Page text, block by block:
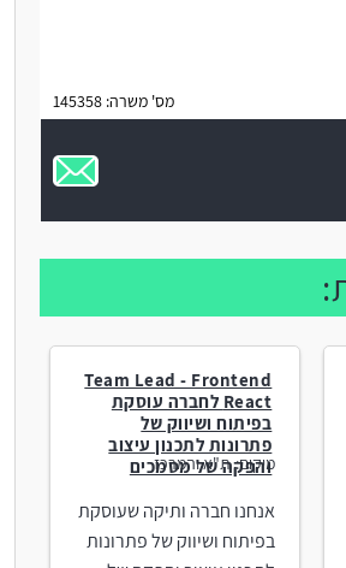
מס' משרה: 145358
Team Lead - Frontend
React לחברה עוסקת
בפיתוח ושיווק של
פתרונות לתכנון עיצוב
והפקה של מסמכים
מיקום: ת"א והמרכז
אנחנו חברה ותיקה שעוסקת
בפיתוח ושיווק של פתרונות